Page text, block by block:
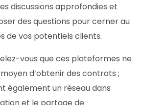
discussions approfondies et
des questions pour cerner au
de vos potentiels clients.
vous que ces plateformes ne
d’obtenir des contrats ;
également un réseau dans
et le partage de